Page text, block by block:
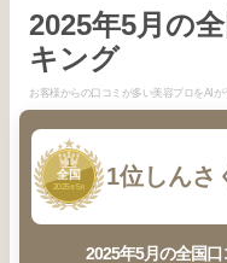
2025年5月の
キング
お客様からの口コミが多い美容プロをAI
1
全国
2025年 5月 1位 しんさ
2025年5月の全国